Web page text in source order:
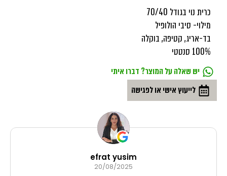
כרית נוי בגודל 70/40
מילוי- סיבי הולופיל
בד-אריג, קטיפה, בוקלה
100% סנטטי
יש שאלה על המוצר? דברו איתי
לייעוץ אישי או לפגישה
efrat yusim
20/08/2025